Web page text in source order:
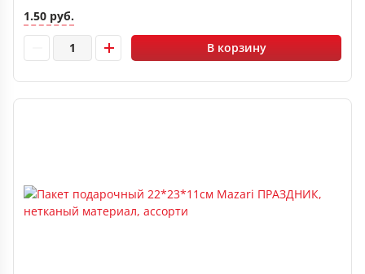
1.50 руб.
В корзину